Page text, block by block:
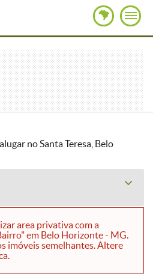
no Santa Teresa, Belo
area privativa com a
em Belo Horizonte - MG.
imóveis semelhantes. Altere